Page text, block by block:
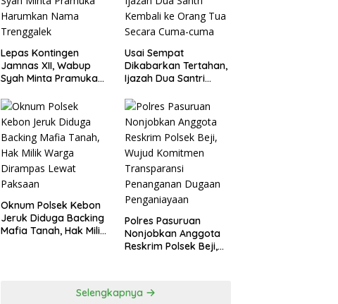
Lepas Kontingen
Jamnas XII, Wabup
Syah Minta Pramuka
Trenggalek
Usai Sempat
Dikabarkan Tertahan,
Ijazah Dua Santri
Secara Cuma-cuma
Oknum Polsek Kebon
Jeruk Diduga Backing
Mafia Tanah, Hak Milik
Polres Pasuruan
Nonjobkan Anggota
Reskrim Polsek Beji,
Penganiayaan
Selengkapnya